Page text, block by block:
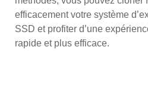
efficacement votre système
SSD et profiter d’une
rapide et plus efficace.